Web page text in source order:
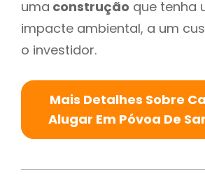
uma construção que tenha
impacte ambiental, a um
o investidor.
Mais Detalhes Sobre
Alugar Em Póvoa De